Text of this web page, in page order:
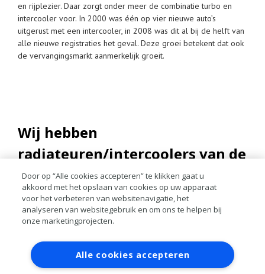
en rijplezier. Daar zorgt onder meer de combinatie turbo en
intercooler voor. In 2000 was één op vier nieuwe auto’s
uitgerust met een intercooler, in 2008 was dit al bij de helft van
alle nieuwe registraties het geval. Deze groei betekent dat ook
de vervangingsmarkt aanmerkelijk groeit.
Wij hebben
radiateuren/intercoolers van de
merken:
Account aanvragen
Inloggen
RAI bestanden
Privacy Algemene voorwaarden
Door op “Alle cookies accepteren” te klikken gaat u
akkoord met het opslaan van cookies op uw apparaat
voor het verbeteren van websitenavigatie, het
analyseren van websitegebruik en om ons te helpen bij
onze marketingprojecten.
Alle cookies accepteren